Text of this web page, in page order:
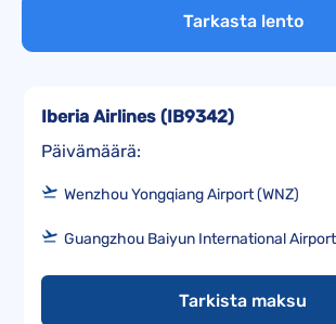
Tarkasta lento
Päivämäärä:
Iberia Airlines (IB9342)
Wenzhou Yongqiang Airport (WNZ)
Guangzhou Baiyun International
Tarkista maksu